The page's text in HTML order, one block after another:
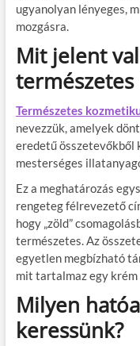
ugyanolyan lényeges,
mozgásra.
Mit jelent
Természetes
nevezzük, amelyek
eredetű
mesterséges
Ez a meghatározás
rengeteg félrevezető
hogy „zöld”
természetes. Az
egyetlen megbízható
mit tartalmaz egy krém
Milyen
keressünk?